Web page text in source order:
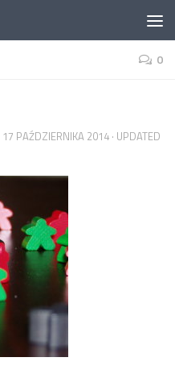
0
17 PAŹDZIERNIKA 2014 · UPDATED